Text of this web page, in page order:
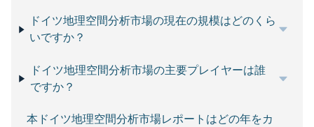
ドイツ地理空間分析市場の現在の規模はどのくら
いですか？
ドイツ地理空間分析市場の主要プレイヤーは誰
ですか？
本ドイツ地理空間分析市場レポートはどの年をカ